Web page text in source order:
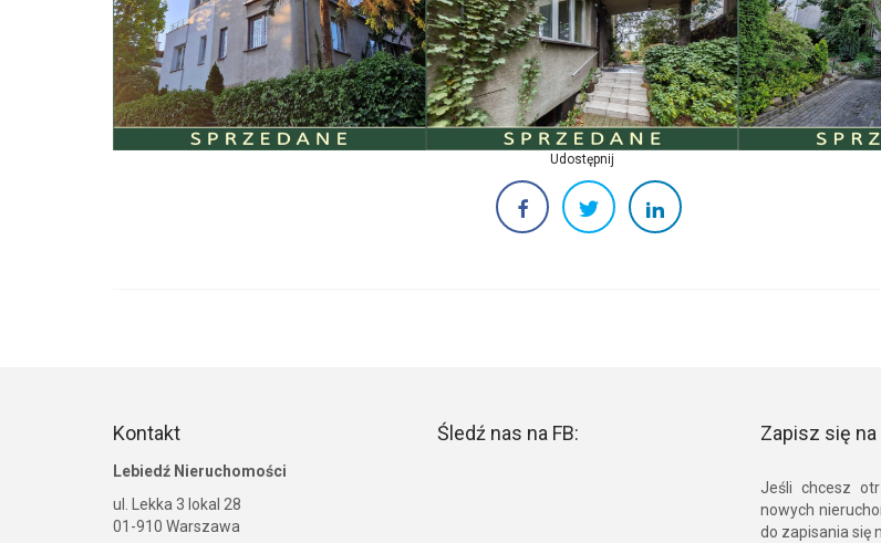
Udostępnij
Kontakt
Lebiedź Nieruchomości
ul. Lekka 3 lokal 28
01-910 Warszawa
Śledź nas na FB: Zapisz się
Jeśli chcesz
nowych
do zapisania się